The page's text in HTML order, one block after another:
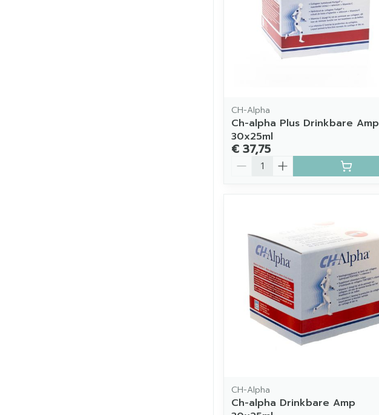
CH-Alpha
Ch-alpha Plus Drinkbare Amp
30x25ml
€ 37,75
Aantal
CH-Alpha
Ch-alpha Drinkbare Amp